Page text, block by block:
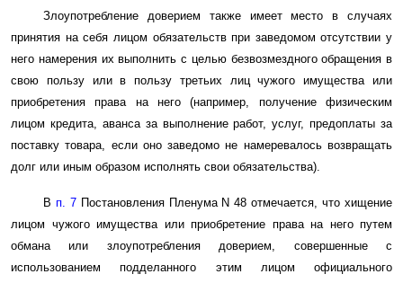
Злоупотребление доверием также имеет место в случаях
принятия на себя лицом обязательств при заведомом отсутствии у
него намерения их выполнить с целью безвозмездного обращения в
свою пользу или в пользу третьих лиц чужого имущества или
приобретения права на него (например, получение физическим
лицом кредита, аванса за выполнение работ, услуг, предоплаты за
поставку товара, если оно заведомо не намеревалось возвращать
долг или иным образом исполнять свои обязательства).
В п. 7Постановления Пленума N 48 отмечается, что хищение
лицом чужого имущества или приобретение права на него путем
обмана или злоупотребления доверием, совершенные с
использованием подделанного этим лицом официального